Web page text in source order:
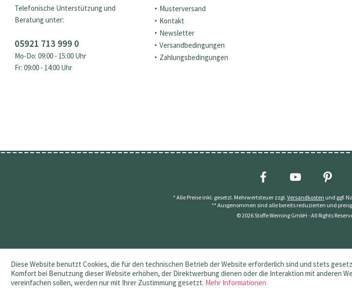
Telefonische Unterstützung und
Beratung unter:
05921 713 999 0
Mo-Do: 09:00 - 15:00 Uhr
Fr: 09:00 - 14:00 Uhr
Musterversand
Kontakt
Newsletter
Versandbedingungen
Zahlungsbedingungen
* Alle Preise inkl. gesetzl. Mehrwertsteuer zzgl. Versandkosten und ggf.
** Ausgenommen sind alle bereits reduzierten und
© 2026 Stoffe Werning GmbH - All Rights
Diese Website benutzt Cookies, die für den technischen Betrieb der Website erforderlich sind und stets
Komfort bei Benutzung dieser Website erhöhen, der Direktwerbung dienen oder die Interaktion mit anderen
vereinfachen sollen, werden nur mit Ihrer Zustimmung gesetzt. Mehr Informationen